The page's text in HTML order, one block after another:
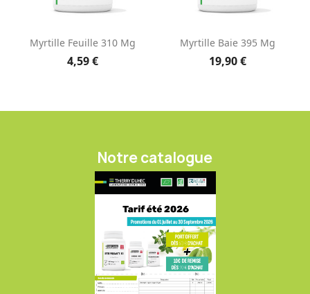
Myrtille Feuille 310 Mg
4,59 €
Myrtille Baie 395 Mg
19,90 €
Notre catalogue